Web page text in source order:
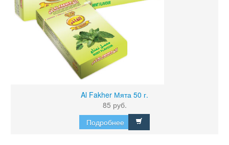
Al Fakher Мята 50 г.
85 руб.
Подробнее